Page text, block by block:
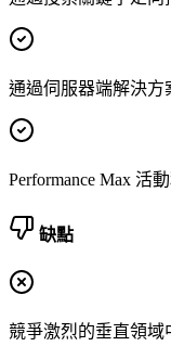
通過伺服器端解決方
Performance Max 活
缺點
競爭激烈的垂直領域